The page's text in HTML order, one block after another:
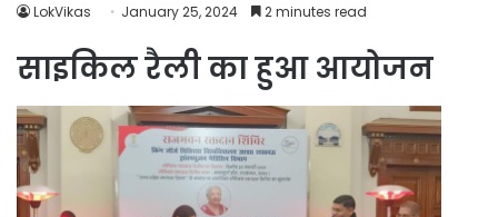
LokVikas January 25, 2024 2 minutes read
साइकिल रैली का हुआ आयोजन